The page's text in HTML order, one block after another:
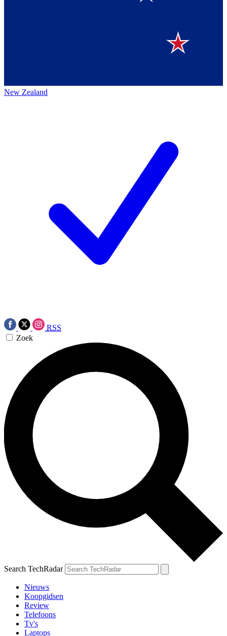
New Zealand
RSS
Zoek
Search TechRadar
Nieuws
Koopgidsen
Review
Telefoons
Tv's
Laptops